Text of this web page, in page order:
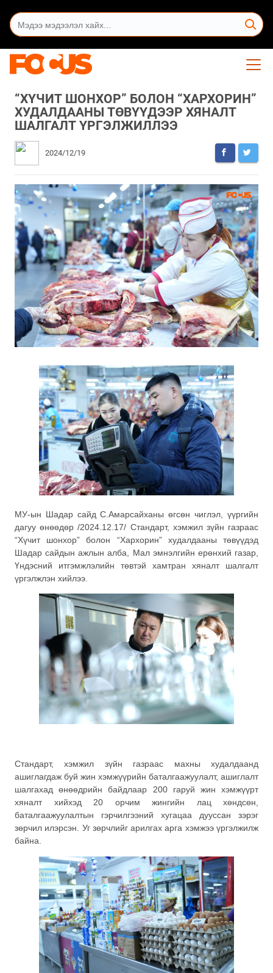
“ХҮЧИТ ШОНХОР” БОЛОН “ХАРХОРИН”
ХУДАЛДААНЫ ТӨВҮҮДЭЭР ХЯНАЛТ
ШАЛГАЛТ ҮРГЭЛЖИЛЛЭЭ
2024/12/19
МУ-ын Шадар сайд С.Амарсайханы өгсөн чиглэл, үүргийн
дагуу өнөөдөр /2024.12.17/ Стандарт, хэмжил зүйн газраас
“Хүчит шонхор” болон “Хархорин” худалдааны төвүүдэд
Шадар сайдын ажлын алба, Мал эмнэлгийн ерөнхий газар,
Үндэсний итгэмжлэлийн төвтэй хамтран хяналт шалгалт
үргэлжлэн хийлээ.
Стандарт, хэмжил зүйн газраас махны худалдаанд
ашиглагдаж буй жин хэмжүүрийн баталгаажуулалт, ашиглалт
шалгахад өнөөдрийн байдлаар 200 гаруй жин хэмжүүрт
хяналт хийхэд 20 орчим жингийн лац хөндсөн,
баталгаажуулалтын гэрчилгээний хугацаа дууссан зэрэг
зөрчил илэрсэн. Уг зөрчлийг арилгах арга хэмжээ үргэлжилж
байна.